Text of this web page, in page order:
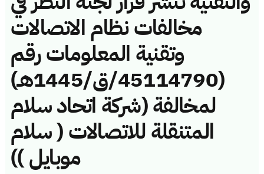
مخالفات نظام الاتصالات
وتقنية المعلومات رقم
(45114790/ق/1445هـ)
لمخالفة (شركة اتحاد سلام
المتنقلة للاتصالات ( سلام
موبايل ))